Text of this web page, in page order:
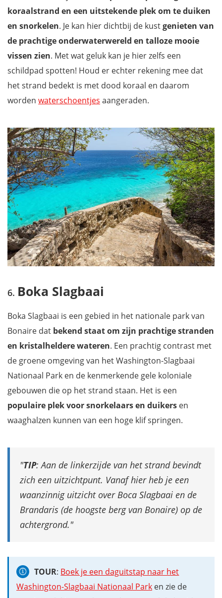
koraalstrand en een uitstekende plek om te duiken
en snorkelen. Je kan hier dichtbij de kustgenieten van
de prachtige onderwaterwereld en talloze mooie
vissen zien. Met wat geluk kan je hier zelfs een
schildpad spotten! Houd er echter rekening mee dat
het strand bedekt is met dood koraal en daarom
worden waterschoentjes aangeraden.
Boka Slagbaai
Boka Slagbaai is een gebied in het nationale park van
Bonaire dat bekend staat om zijn prachtige stranden
en kristalheldere wateren. Een prachtig contrast met
de groene omgeving van het Washington-Slagbaai
Nationaal Park en de kenmerkende gele koloniale
gebouwen die op het strand staan. Het is een
populaire plek voor snorkelaars en duikers en
waaghalzen kunnen van een hoge klif springen.
TIP: Aan de linkerzijde van het strand bevindt
zich een uitzichtpunt. Vanaf hier heb je een
waanzinnig uitzicht over Boca Slagbaai en de
Brandaris (de hoogste berg van Bonaire) op de
achtergrond.
TOUR: Boek je een daguitstap naar het
Washington-Slagbaai Nationaal Park en zie de